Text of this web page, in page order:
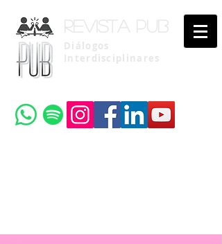
Revista pub
Diálogos
Interdisciplinares